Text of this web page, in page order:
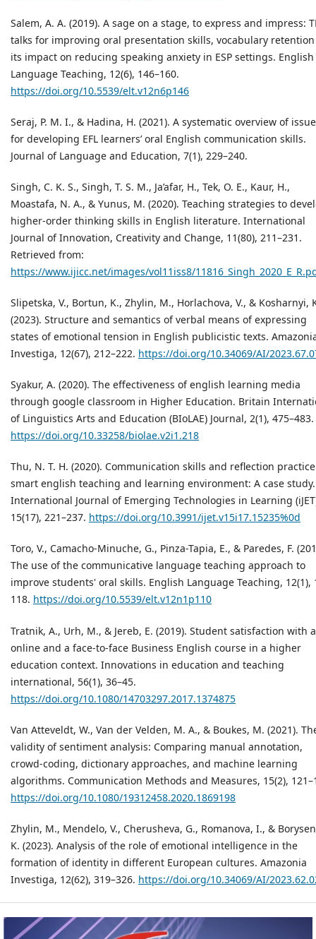
Salem, A. A. (2019). A sage on a stage, to express and impress:
talks for improving oral presentation skills, vocabulary
its impact on reducing speaking anxiety in ESP settings. English
Language Teaching, 12(6), 146–160.
https://doi.org/10.5539/elt.v12n6p146
Seraj, P. M. I., & Hadina, H. (2021). A systematic overview of
for developing EFL learners’ oral English communication skills.
Journal of Language and Education, 7(1), 229–240.
Singh, C. K. S., Singh, T. S. M., Ja’afar, H., Tek, O. E., Kaur, H.,
Moastafa, N. A., & Yunus, M. (2020). Teaching strategies to
higher-order thinking skills in English literature. International
Journal of Innovation, Creativity and Change, 11(80), 211–231.
Retrieved from:
https://www.ijicc.net/images/vol11iss8/
Slipetska, V., Bortun, K., Zhylin, M., Horlachova, V., & Kosharnyi,
(2023). Structure and semantics of verbal means of expressing
states of emotional tension in English publicistic texts.
Investiga, 12(67), 212–222. https://doi.org/10.34069/AI/
Syakur, A. (2020). The effectiveness of english learning media
through google classroom in Higher Education. Britain
of Linguistics Arts and Education (BIoLAE) Journal, 2(1), 475–483.
https://doi.org/10.33258/biolae.v2i1.218
Thu, N. T. H. (2020). Communication skills and reflection
smart english teaching and learning environment: A case study.
International Journal of Emerging Technologies in Learning
15(17), 221–237. https://doi.org/10.3991/ijet.v15i17.15235%0d
Toro, V., Camacho-Minuche, G., Pinza-Tapia, E., & Paredes, F.
The use of the communicative language teaching approach to
improve students' oral skills. English Language Teaching, 12(1),
118. https://doi.org/10.5539/elt.v12n1p110
Tratnik, A., Urh, M., & Jereb, E. (2019). Student satisfaction with
online and a face-to-face Business English course in a higher
education context. Innovations in education and teaching
international, 56(1), 36–45.
https://doi.org/10.1080/14703297.2017.1374875
Van Atteveldt, W., Van der Velden, M. A., & Boukes, M. (2021).
validity of sentiment analysis: Comparing manual annotation,
crowd-coding, dictionary approaches, and machine learning
algorithms. Communication Methods and Measures, 15(2),
https://doi.org/10.1080/19312458.2020.1869198
Zhylin, M., Mendelo, V., Cherusheva, G., Romanova, I., &
K. (2023). Analysis of the role of emotional intelligence in the
formation of identity in different European cultures. Amazonia
Investiga, 12(62), 319–326. https://doi.org/10.34069/AI/